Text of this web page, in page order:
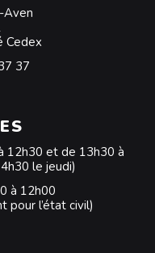
Aven
Cedex
37
12h30 et de 13h30 à
le jeudi)
à 12h00
pour l’état civil)